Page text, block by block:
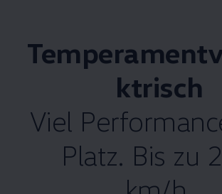
ktrisch
Viel
Platz. Bis zu